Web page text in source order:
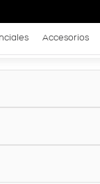
Accesorios